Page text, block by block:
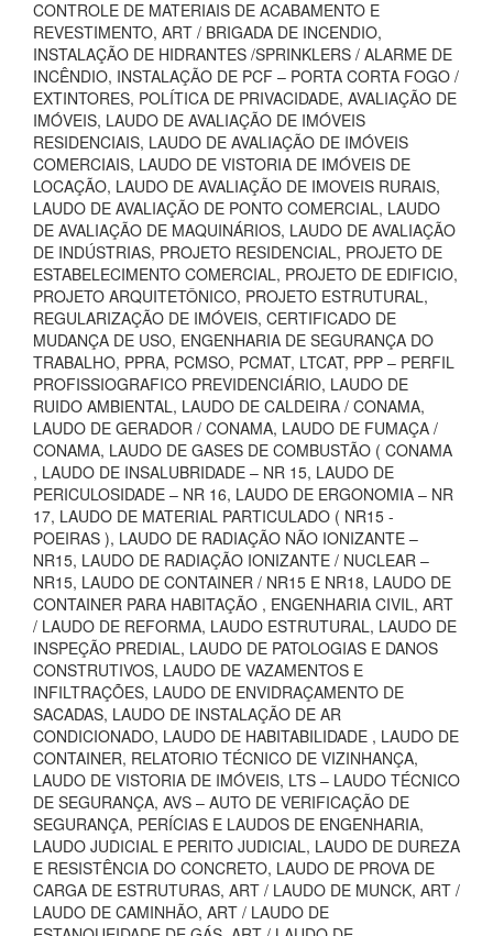
CONTROLE DE MATERIAIS DE ACABAMENTO E
REVESTIMENTO, ART / BRIGADA DE INCENDIO,
INSTALAÇÃO DE HIDRANTES /SPRINKLERS / ALARME DE
INCÊNDIO, INSTALAÇÃO DE PCF – PORTA CORTA FOGO /
EXTINTORES, POLÍTICA DE PRIVACIDADE, AVALIAÇÃO DE
IMÓVEIS, LAUDO DE AVALIAÇÃO DE IMÓVEIS
RESIDENCIAIS, LAUDO DE AVALIAÇÃO DE IMÓVEIS
COMERCIAIS, LAUDO DE VISTORIA DE IMÓVEIS DE
LOCAÇÃO, LAUDO DE AVALIAÇÃO DE IMOVEIS RURAIS,
LAUDO DE AVALIAÇÃO DE PONTO COMERCIAL, LAUDO
DE AVALIAÇÃO DE MAQUINÁRIOS, LAUDO DE AVALIAÇÃO
DE INDÚSTRIAS, PROJETO RESIDENCIAL, PROJETO DE
ESTABELECIMENTO COMERCIAL, PROJETO DE EDIFICIO,
PROJETO ARQUITETÔNICO, PROJETO ESTRUTURAL,
REGULARIZAÇÃO DE IMÓVEIS, CERTIFICADO DE
MUDANÇA DE USO, ENGENHARIA DE SEGURANÇA DO
TRABALHO, PPRA, PCMSO, PCMAT, LTCAT, PPP – PERFIL
PROFISSIOGRAFICO PREVIDENCIÁRIO, LAUDO DE
RUIDO AMBIENTAL, LAUDO DE CALDEIRA / CONAMA,
LAUDO DE GERADOR / CONAMA, LAUDO DE FUMAÇA /
CONAMA, LAUDO DE GASES DE COMBUSTÃO ( CONAMA
, LAUDO DE INSALUBRIDADE – NR 15, LAUDO DE
PERICULOSIDADE – NR 16, LAUDO DE ERGONOMIA – NR
17, LAUDO DE MATERIAL PARTICULADO ( NR15 -
POEIRAS ), LAUDO DE RADIAÇÃO NÃO IONIZANTE –
NR15, LAUDO DE RADIAÇÃO IONIZANTE / NUCLEAR –
NR15, LAUDO DE CONTAINER / NR15 E NR18, LAUDO DE
CONTAINER PARA HABITAÇÃO , ENGENHARIA CIVIL, ART
/ LAUDO DE REFORMA, LAUDO ESTRUTURAL, LAUDO DE
INSPEÇÃO PREDIAL, LAUDO DE PATOLOGIAS E DANOS
CONSTRUTIVOS, LAUDO DE VAZAMENTOS E
INFILTRAÇÕES, LAUDO DE ENVIDRAÇAMENTO DE
SACADAS, LAUDO DE INSTALAÇÃO DE AR
CONDICIONADO, LAUDO DE HABITABILIDADE , LAUDO DE
CONTAINER, RELATORIO TÉCNICO DE VIZINHANÇA,
LAUDO DE VISTORIA DE IMÓVEIS, LTS – LAUDO TÉCNICO
DE SEGURANÇA, AVS – AUTO DE VERIFICAÇÃO DE
SEGURANÇA, PERÍCIAS E LAUDOS DE ENGENHARIA,
LAUDO JUDICIAL E PERITO JUDICIAL, LAUDO DE DUREZA
E RESISTÊNCIA DO CONCRETO, LAUDO DE PROVA DE
CARGA DE ESTRUTURAS, ART / LAUDO DE MUNCK, ART /
LAUDO DE CAMINHÃO, ART / LAUDO DE